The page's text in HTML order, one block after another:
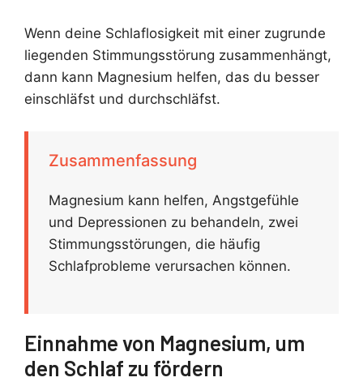
Wenn deine Schlaflosigkeit mit einer zugrunde
liegenden Stimmungsstörung zusammenhängt,
dann kann Magnesium helfen, das du besser
einschläfst und durchschläfst.
Zusammenfassung
Magnesium kann helfen, Angstgefühle
und Depressionen zu behandeln, zwei
Stimmungsstörungen, die häufig
Schlafprobleme verursachen können.
Einnahme von Magnesium, um
den Schlaf zu fördern